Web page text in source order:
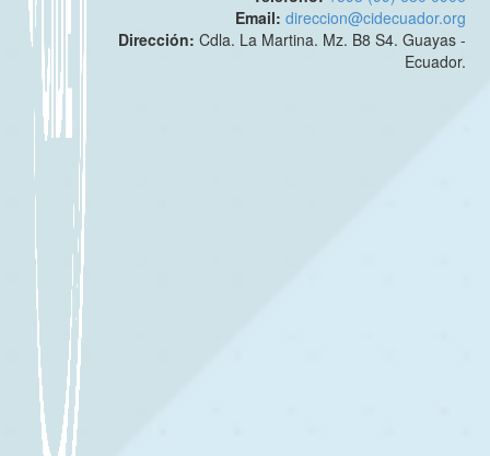
Email:direccion@cidecuador.org
Dirección:Cdla. La Martina. Mz. B8 S4. Guayas -
Ecuador.